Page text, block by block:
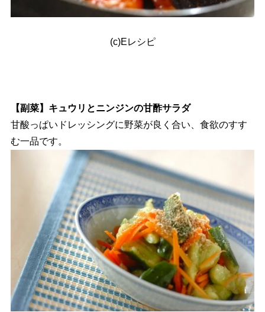
(c)Eレシピ
【副菜】キュウリとニンジンの甘酢サラダ
甘酸っぱいドレッシングに野菜が良く合い、食欲のすす
む一品です。